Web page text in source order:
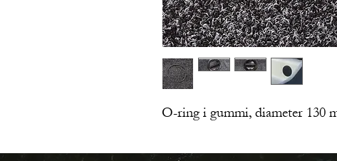
O-ring i gummi, diameter 130